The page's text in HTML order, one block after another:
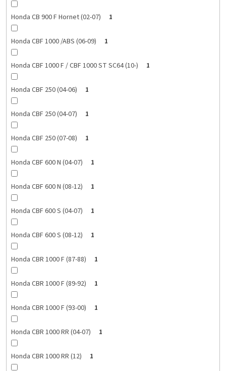
Honda CB 900 F Hornet (02-07) 1
Honda CBF 1000 /ABS (06-09) 1
Honda CBF 1000 F / CBF 1000 ST SC64 (10-) 1
Honda CBF 250 (04-06) 1
Honda CBF 250 (04-07) 1
Honda CBF 250 (07-08) 1
Honda CBF 600 N (04-07) 1
Honda CBF 600 N (08-12) 1
Honda CBF 600 S (04-07) 1
Honda CBF 600 S (08-12) 1
Honda CBR 1000 F (87-88) 1
Honda CBR 1000 F (89-92) 1
Honda CBR 1000 F (93-00) 1
Honda CBR 1000 RR (04-07) 1
Honda CBR 1000 RR (12) 1